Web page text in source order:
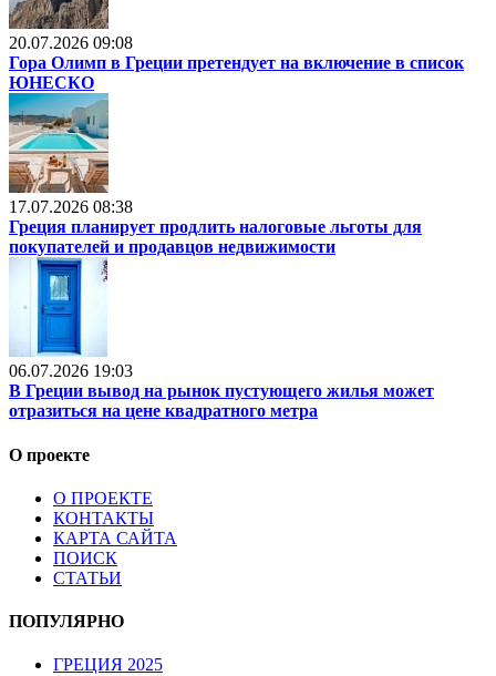
20.07.2026 09:08
Гора Олимп в Греции претендует на включение в список
ЮНЕСКО
17.07.2026 08:38
Греция планирует продлить налоговые льготы для
покупателей и продавцов недвижимости
06.07.2026 19:03
В Греции вывод на рынок пустующего жилья может
отразиться на цене квадратного метра
О проекте
О ПРОЕКТЕ
КОНТАКТЫ
КАРТА САЙТА
ПОИСК
СТАТЬИ
ПОПУЛЯРНО
ГРЕЦИЯ 2025